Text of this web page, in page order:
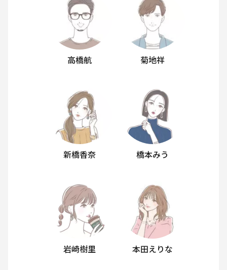
高橋航 菊地祥
新橋香奈 橋本みう
岩崎樹里 本田えりな